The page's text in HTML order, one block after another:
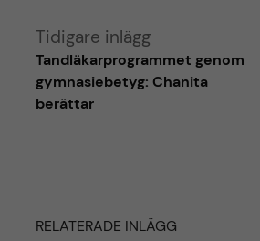
A
Tidigare inlägg
Tandläkarprogrammet genom
gymnasiebetyg: Chanita
berättar
RELATERADE INLÄGG